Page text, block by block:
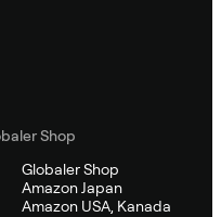
Shop
Globaler Shop
Amazon Japan
Amazon USA, Kanada